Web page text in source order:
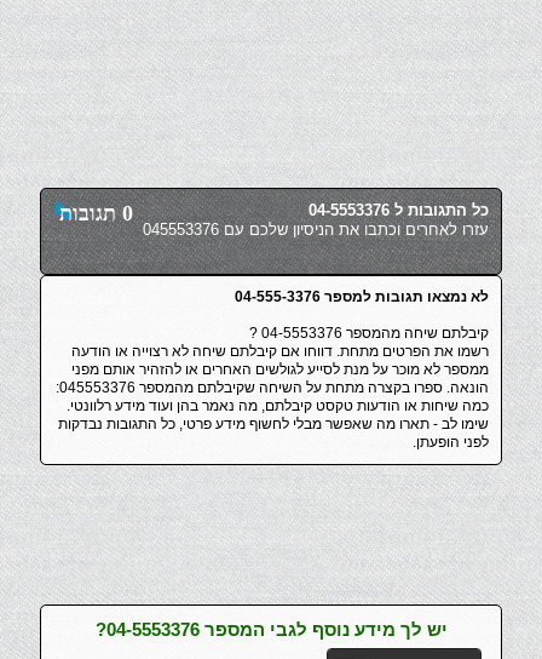
0 תגובות
כל התגובות ל 04-5553376
עזרו לאחרים וכתבו את הניסיון שלכם עם 045553376
לא נמצאו תגובות למספר 04-555-3376
קיבלתם שיחה מהמספר 04-5553376 ?
רשמו את הפרטים מתחת. דווחו אם קיבלתם שיחה לא רצוייה או הודעה
ממספר לא מוכר על מנת לסייע לגולשים האחרים או להזהיר אותם מפני
הונאה. ספרו בקצרה מתחת על השיחה שקיבלתם מהמספר 045553376:
כמה שיחות או הודעות טקסט קיבלתם, מה נאמר בהן ועוד מידע רלוונטי.
שימו לב - תארו מה שאפשר מבלי לחשוף מידע פרטי, כל התגובות נבדקות
לפני הופעתן.
יש לך מידע נוסף לגבי המספר 04-5553376?